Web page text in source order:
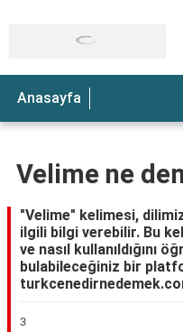
Anasayfa
Velime ne
"Velime" kelimesi,
ilgili bilgi verebilir. Bu
ve nasıl kullanıldığını
bulabileceğiniz bir
3